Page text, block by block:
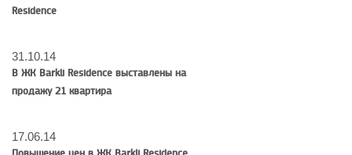
Residence
31.10.14
В ЖК Barkli Residence выставлены на
продажу 21 квартира
17.06.14